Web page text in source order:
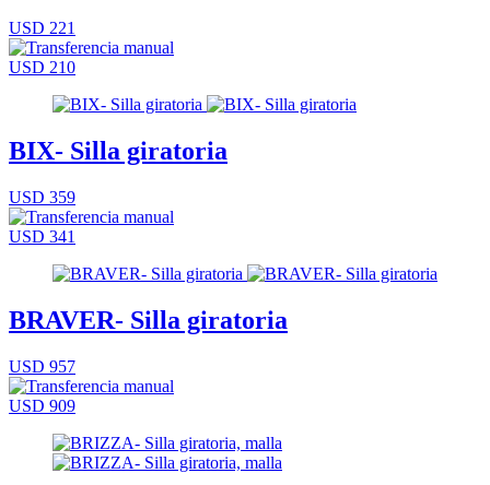
USD 221
USD 210
BIX- Silla giratoria
USD 359
USD 341
BRAVER- Silla giratoria
USD 957
USD 909